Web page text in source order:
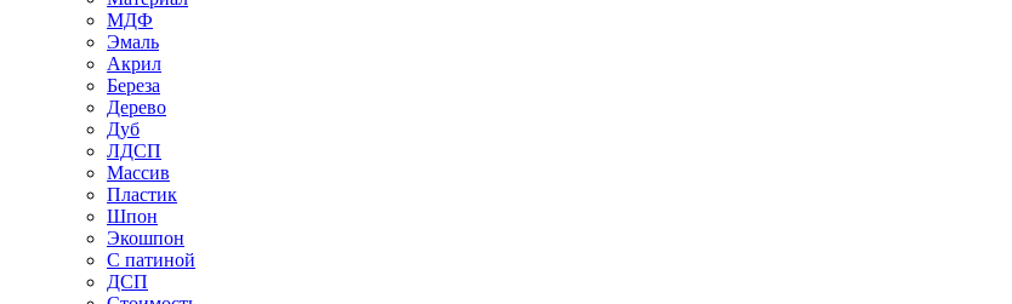
МДФ
Эмаль
Акрил
Береза
Дерево
Дуб
ЛДСП
Массив
Пластик
Шпон
Экошпон
С патиной
ДСП